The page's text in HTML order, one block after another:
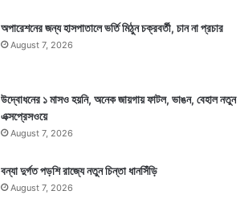
অপারেশনের জন্য হাসপাতালে ভর্তি মিঠুন চক্রবর্তী, চান না প্রচার
August 7, 2026
উদ্বোধনের ১ মাসও হয়নি, অনেক জায়গায় ফাটল, ভাঙন, বেহাল নতুন
এক্সপ্রেসওয়ে
August 7, 2026
বন্যা দুর্গত পড়শি রাজ্যে নতুন চিন্তা ধানসিঁড়ি
August 7, 2026